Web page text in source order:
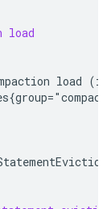
load
load